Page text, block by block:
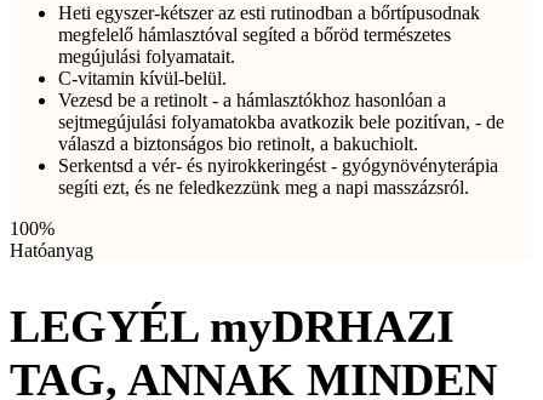
Heti egyszer-kétszer az esti rutinodban a bőrtípusodnak
megfelelő hámlasztóval segíted a bőröd természetes
megújulási folyamatait.
C-vitamin kívül-belül.
Vezesd be a retinolt - a hámlasztókhoz hasonlóan a
sejtmegújulási folyamatokba avatkozik bele pozitívan, - de
válaszd a biztonságos bio retinolt, a bakuchiolt.
Serkentsd a vér- és nyirokkeringést - gyógynövényterápia
segíti ezt, és ne feledkezzünk meg a napi masszázsról.
100%
Hatóanyag
LEGYÉL myDRHAZI
TAG, ANNAK MINDEN